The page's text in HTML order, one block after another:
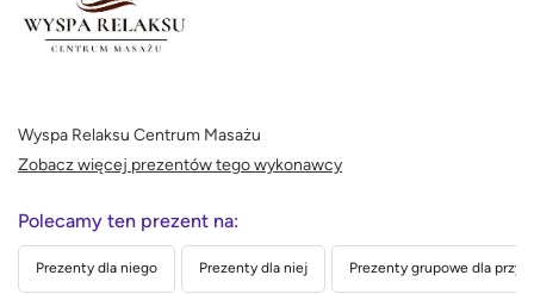
Wyspa Relaksu Centrum Masażu
Zobacz więcej prezentów tego wykonawcy
Polecamy ten prezent na:
Prezenty dla niego Prezenty dla niej Prezenty grupowe dla